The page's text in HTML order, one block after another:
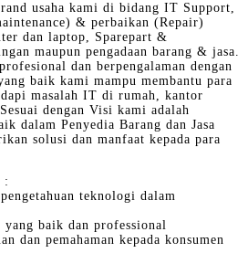
usaha kami di bidang IT Support,
& perbaikan (Repair)
dan laptop, Sparepart &
maupun pengadaan barang & jasa.
dan berpengalaman dengan
baik kami mampu membantu para
masalah IT di rumah, kantor
dengan Visi kami adalah
dalam Penyedia Barang dan Jasa
solusi dan manfaat kepada para
:
teknologi dalam
baik dan professional
dan pemahaman kepada konsumen